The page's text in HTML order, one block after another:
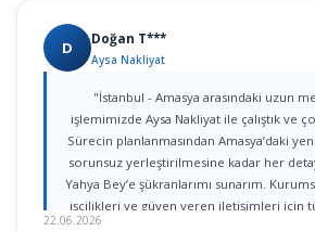
D Doğan T***
Aysa Nakliyat
"İstanbul - Amasya arasındaki uzun
işlemimizde Aysa Nakliyat ile çalıştık ve
Sürecin planlanmasından Amasya’daki
sorunsuz yerleştirilmesine kadar her
Yahya Bey’e şükranlarımı sunarım.
işçilikleri ve güven veren iletişimleri için
22.06.2026